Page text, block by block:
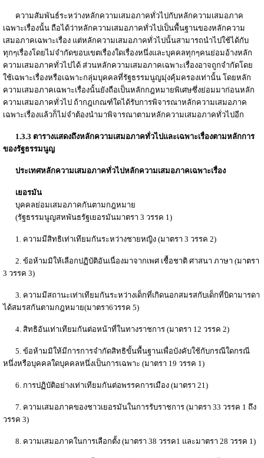
ความสัมพันธ์ระหว่างหลักความเสมอภาคทั่วไปกับหลักความเสมอภาค
เฉพาะเรื่องนั้น ถือได้ว่าหลักความเสมอภาคทั่วไปเป็นพื้นฐานของหลักความ
เสมอภาคเฉพาะเรื่อง แต่หลักความเสมอภาคทั่วไปนั้นสามารถนำไปใช้ได้กับ
ทุกๆเรื่องโดยไม่จำกัดขอบเขตเรื่องใดเรื่องหนึ่งและบุคคลทุกๆคนย่อมอ้างหลัก
ความเสมอภาคทั่วไปได้ ส่วนหลักความเสมอภาคเฉพาะเรื่องอาจถูกจำกัดโดย
ใช้เฉพาะเรื่องหรือเฉพาะกลุ่มบุคคลที่รัฐธรรมนูญมุ่งคุ้มครองเท่านั้น โดยหลัก
ความเสมอภาคเฉพาะเรื่องนั้นยังถือเป็นหลักกฎหมายพิเศษซึ่งย่อมมาก่อนหลัก
ความเสมอภาคทั่วไป ถ้ากฎเกณฑ์ใดได้รับการพิจารณาหลักความเสมอภาค
เฉพาะเรื่องแล้วก็ไม่จำต้องนำมาพิจารณาตามหลักความเสมอภาคทั่วไปอีก
1.3.3 ตารางแสดงถึงหลักความเสมอภาคทั่วไปและเฉพาะเรื่องตามหลักการ
ของรัฐธรรมนูญ
ประเทศหลักความเสมอภาคทั่วไปหลักความเสมอภาคเฉพาะเรื่อง
เยอรมัน
บุคคลย่อมเสมอภาคกันตามกฎหมาย
(รัฐธรรมนูญสหพันธรัฐเยอรมันมาตรา 3 วรรค 1)
1. ความมีสิทธิเท่าเทียมกันระหว่างชายหญิง (มาตรา 3 วรรค 2)
2. ข้อห้ามมิให้เลือกปฏิบัติอันเนื่องมาจากเพศ เชื้อชาติ ศาสนา ภาษา (มาตรา
3 วรรค 3)
3. ความมีสถานะเท่าเทียมกันระหว่างเด็กที่เกิดนอกสมรสกับเด็กที่บิดามารดา
ได้สมรสกันตามกฎหมาย(มาตรา6วรรค 5)
4. สิทธิอันเท่าเทียมกันต่อหน้าที่ในทางราชการ (มาตรา 12 วรรค 2)
5. ข้อห้ามมิให้มีการการจำกัดสิทธิขั้นพื้นฐานเพื่อบังคับใช้กับกรณีใดกรณี
หนึ่งหรือบุคคลใดบุคคลหนึ่งเป็นการเฉพาะ (มาตรา 19 วรรค 1)
6. การปฏิบัติอย่างเท่าเทียมกันต่อพรรคการเมือง (มาตรา 21)
7. ความเสมอภาคของชาวเยอรมันในการรับราชการ (มาตรา 33 วรรค 1 ถึง
วรรค 3)
8. ความเสมอภาคในการเลือกตั้ง (มาตรา 38 วรรค1 และมาตรา 28 วรรค 1)